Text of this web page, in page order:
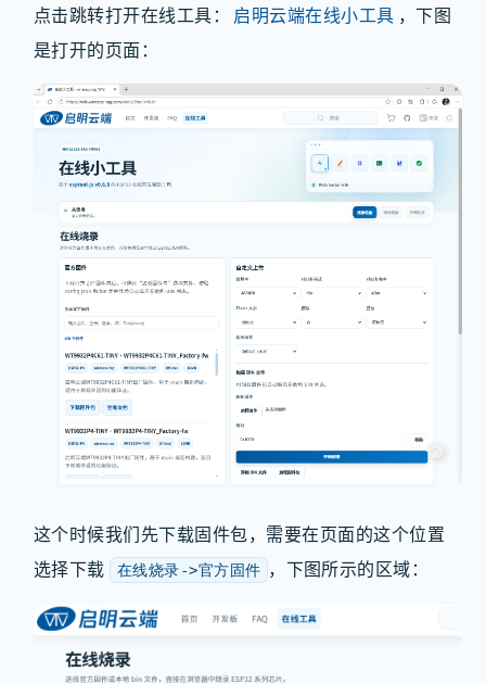
点击跳转打开在线工具： 启明云端在线小工具 ，下图
是打开的页面：
这个时候我们先下载固件包，需要在页面的这个位置
选择下载 在线烧录->官方固件 ，下图所示的区域：